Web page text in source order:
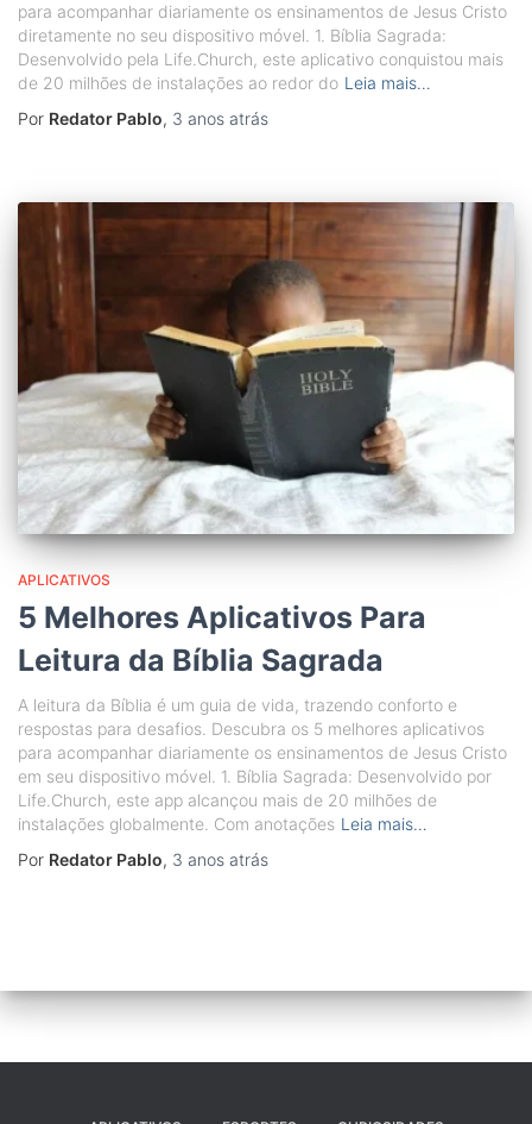
para acompanhar diariamente os ensinamentos de Jesus Cristo
diretamente no seu dispositivo móvel. 1. Bíblia Sagrada:
Desenvolvido pela Life.Church, este aplicativo conquistou mais
de 20 milhões de instalações ao redor do Leia mais…
Por Redator Pablo, 3 anos atrás
APLICATIVOS
5 Melhores Aplicativos Para
Leitura da Bíblia Sagrada
A leitura da Bíblia é um guia de vida, trazendo conforto e
respostas para desafios. Descubra os 5 melhores aplicativos
para acompanhar diariamente os ensinamentos de Jesus Cristo
em seu dispositivo móvel. 1. Bíblia Sagrada: Desenvolvido por
Life.Church, este app alcançou mais de 20 milhões de
instalações globalmente. Com anotações Leia mais…
Por Redator Pablo, 3 anos atrás